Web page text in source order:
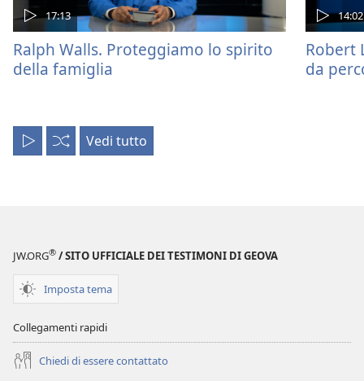
17:13
Ralph Walls. Proteggiamo lo spirito
della famiglia
14:02
Robert
da
RiproduciCasuale
Vedi tutto
JW.ORG® / SITO UFFICIALE DEI TESTIMONI DI GEOVA
Imposta tema
Collegamenti rapidi
Chiedi di essere contattato